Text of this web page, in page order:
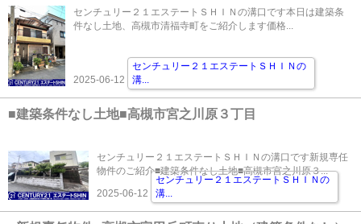
センチュリー２１エステートＳＨＩＮの溝口です本日は建築条
件なし土地、高槻市清福寺町をご紹介します価格...
2025-06-12
センチュリー２１エステートＳＨＩＮの
溝...
■建築条件なし土地■高槻市宮之川原３丁目
センチュリー２１エステートＳＨＩＮの溝口です新規専任
物件のご紹介■建築条件なし土地■高槻市宮之川原３...
2025-06-12
センチュリー２１エステートＳＨＩＮの
溝...